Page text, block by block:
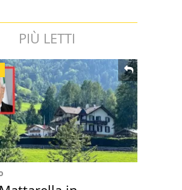
PIÙ LETTI